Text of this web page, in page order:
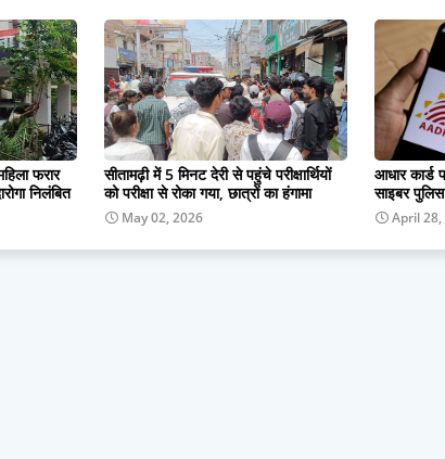
फरार
निलंबित
सीतामढ़ी में 5 मिनट देरी से पहुंचे परीक्षार्थियों
को परीक्षा से रोका गया, छात्रों का हंगामा
May 02, 2026
आधार कार्ड
साइबर पुलिस
April 28,